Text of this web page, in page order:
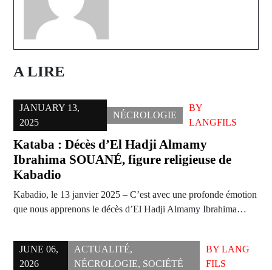
A LIRE
JANUARY 13,
2025
NÉCROLOGIE
BY
LANGFILS
Kataba : Décès d’El Hadji Almamy
Ibrahima SOUANÉ, figure religieuse de
Kabadio
Kabadio, le 13 janvier 2025 – C’est avec une profonde émotion
que nous apprenons le décès d’El Hadji Almamy Ibrahima…
JUNE 06,
2026
ACTUALITÉ,
NÉCROLOGIE, SOCIÉTÉ
BYLANG
FILS